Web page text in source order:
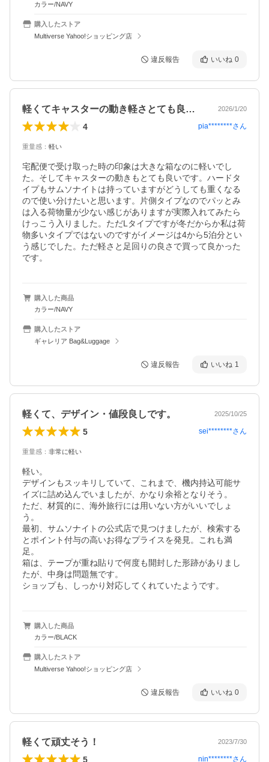
カラー/NAVY
購入したストア
Multiverse Yahoo!ショッピング店
違反報告 いいね 0
軽くてキャスターの動き軽さとても良いです 2026/1/20
4 pia********さん
重量感 ： 軽い
宅配便で受け取った時の印象は大きな箱なのに軽いでし
た。そしてキャスターの動きもとても良いです。ハードタ
イプもサムソナイトは持っていますがどうしても重くなる
ので使い分けたいと思います。片側タイプなのでパッとみ
は入る荷物量が少ない感じがありますが実際入れてみたら
けっこう入りました。ただLタイプですが冬だからか私は荷
物多いタイプではないのですがイメージは4から5泊分とい
う感じでした。ただ軽さと足回りの良さで買って良かった
です。
購入した商品
カラー/NAVY
購入したストア
ギャレリア Bag&Luggage
違反報告 いいね 1
軽くて、デザイン・値段良しです。 2025/10/25
5 sei********さん
重量感 ： 非常に軽い
軽い。
デザインもスッキリしていて、これまで、機内持込可能サ
イズに詰め込んでいましたが、かなり余裕となりそう。
ただ、材質的に、海外旅行には用いない方がいいでしょ
う。
最初、サムソナイトの公式店で見つけましたが、検索する
とポイント付与の高いお得なプライスを発見。これも満
足。
箱は、テープが重ね貼りで何度も開封した形跡がありまし
たが、中身は問題無です。
ショップも、しっかり対応してくれていたようです。
購入した商品
カラー/BLACK
購入したストア
Multiverse Yahoo!ショッピング店
違反報告 いいね 0
軽くて頑丈そう！ 2023/7/30
5 nin********さん